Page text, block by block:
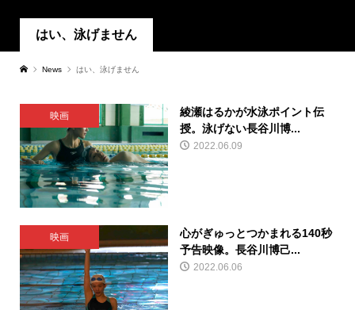
はい、泳げません
News はい、泳げません
映画
綾瀬はるかが水泳ポイント伝
授。泳げない長谷川博...
2022.06.09
映画
心がぎゅっとつかまれる140秒
予告映像。長谷川博己...
2022.06.06